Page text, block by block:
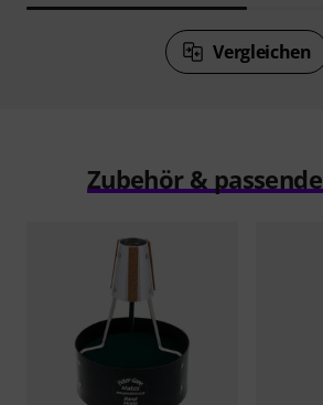
Vergleichen
Zubehör &